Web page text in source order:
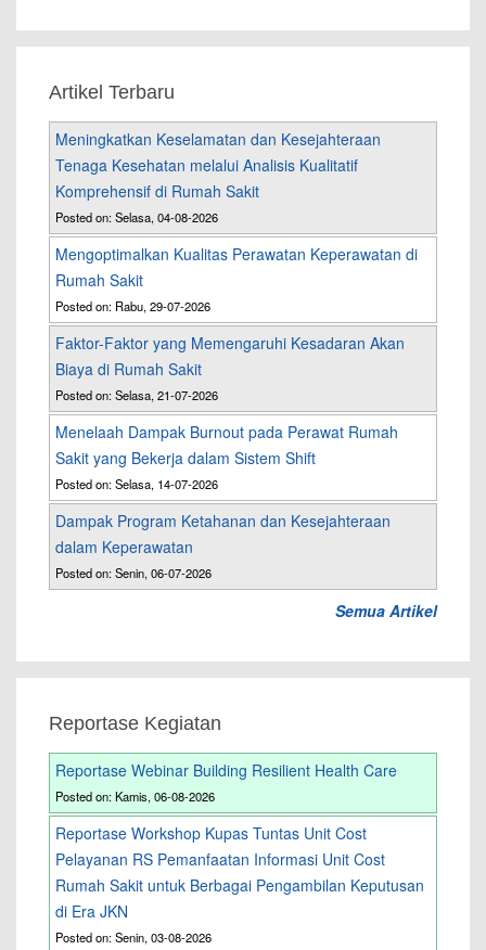
Artikel Terbaru
Meningkatkan Keselamatan dan Kesejahteraan
Tenaga Kesehatan melalui Analisis Kualitatif
Komprehensif di Rumah Sakit
Posted on: Selasa, 04-08-2026
Mengoptimalkan Kualitas Perawatan Keperawatan di
Rumah Sakit
Posted on: Rabu, 29-07-2026
Faktor-Faktor yang Memengaruhi Kesadaran Akan
Biaya di Rumah Sakit
Posted on: Selasa, 21-07-2026
Menelaah Dampak Burnout pada Perawat Rumah
Sakit yang Bekerja dalam Sistem Shift
Posted on: Selasa, 14-07-2026
Dampak Program Ketahanan dan Kesejahteraan
dalam Keperawatan
Posted on: Senin, 06-07-2026
Semua Artikel
Reportase Kegiatan
Reportase Webinar Building Resilient Health Care
Posted on: Kamis, 06-08-2026
Reportase Workshop Kupas Tuntas Unit Cost
Pelayanan RS Pemanfaatan Informasi Unit Cost
Rumah Sakit untuk Berbagai Pengambilan Keputusan
di Era JKN
Posted on: Senin, 03-08-2026